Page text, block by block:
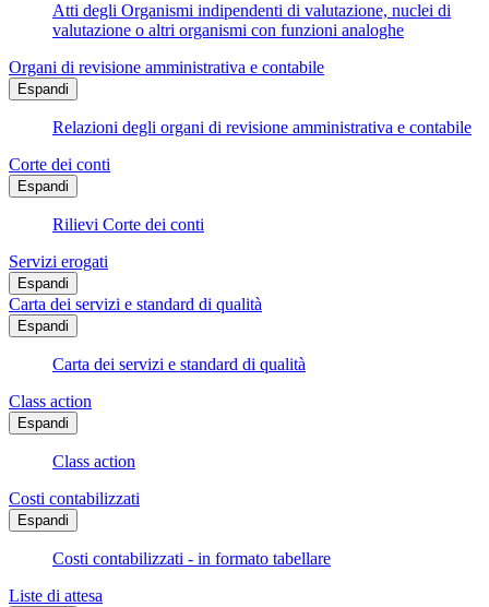
Atti degli Organismi indipendenti di valutazione, nuclei di
valutazione o altri organismi con funzioni analoghe
Organi di revisione amministrativa e contabile
Espandi
Relazioni degli organi di revisione amministrativa e contabile
Corte dei conti
Espandi
Rilievi Corte dei conti
Servizi erogati
Espandi
Carta dei servizi e standard di qualità
Espandi
Carta dei servizi e standard di qualità
Class action
Espandi
Class action
Costi contabilizzati
Espandi
Costi contabilizzati - in formato tabellare
Liste di attesa